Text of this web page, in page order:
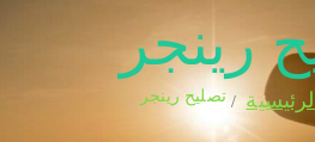
رينجر
تصليح رينجر